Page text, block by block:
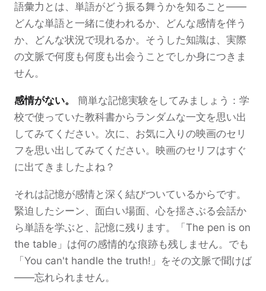
語彙力とは、単語がどう振る舞うかを知ること——
どんな単語と一緒に使われるか、どんな感情を伴う
か、どんな状況で現れるか。そうした知識は、実際
の文脈で何度も何度も出会うことでしか身につきま
せん。
感情がない。
簡単な記憶実験をしてみましょう：学
校で使っていた教科書からランダムな一文を思い出
してみてください。次に、お気に入りの映画のセリ
フを思い出してみてください。映画のセリフはすぐ
に出てきましたよね？
それは記憶が感情と深く結びついているからです。
緊迫したシーン、面白い場面、心を揺さぶる会話か
ら単語を学ぶと、記憶に残ります。「The pen is on
the table」は何の感情的な痕跡も残しません。でも
「You can't handle the truth!」をその文脈で聞けば
——忘れられません。